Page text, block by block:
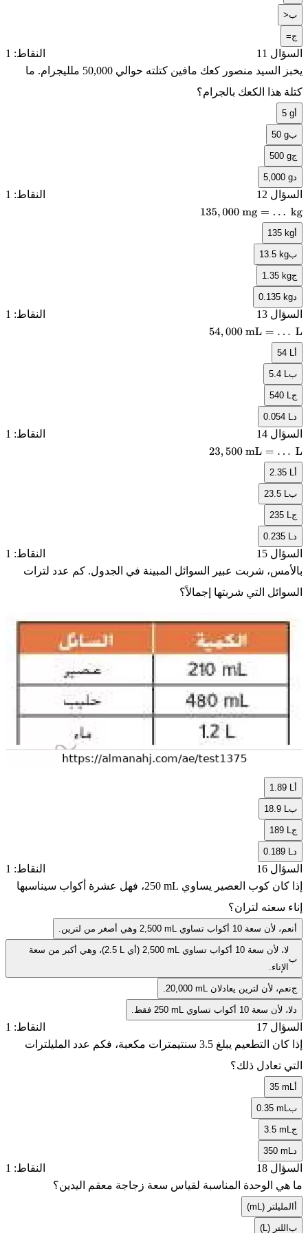
ب>
ج=
السؤال 11
النقاط: 1
يخبز السيد منصور كعك مافين كتلته حوالي 50,000ملليجرام. ما
كتلة هذا الكعك بالجرام؟
5 g
ب50 g
ج500 g
5,000 g
السؤال 12
النقاط: 1
135, 000mg=… kg
135 kg
ب13.5 kg
ج1.35 kg
0.135 kg
السؤال 13
النقاط: 1
54 ,000 mL=… L
54 L
ب5.4 L
ج540 L
0.054 L
السؤال 14
النقاط: 1
23 ,500 mL=… L
2.35 L
ب23.5 L
ج235 L
0.235 L
السؤال 15
النقاط: 1
بالأمس، شربت عبير السوائل المبينة في الجدول. كم عدد لترات
السوائل التي شربتها إجمالاً؟
1.89 L
ب18.9 L
ج189 L
0.189 L
السؤال 16
النقاط: 1
إذا كان كوب العصير يساوي 250 mL، فهل عشرة أكواب سيناسبها
إناء سعته لتران؟
نعم، لأن سعة 10 أكواب تساوي 2,500 mL وهي أصغر من لترين.
ب
لا، لأن سعة 10 أكواب تساوي 2,500 mL (أي2.5 L
)، وهي أكبر من سعة
الإناء.
جنعم، لأن لترين يعادلان 20,000 mL
.
لا، لأن سعة 10 أكواب تساوي 250 mL فقط.
السؤال 17
النقاط: 1
إذا كان التطعيم يبلغ 3.5سنتيمترات مكعبة، فكم عدد المليلترات
التي تعادل ذلك؟
35 mL
ب0.35 mL
ج3.5 mL
350 mL
السؤال 18
النقاط: 1
ما هي الوحدة المناسبة لقياس سعة زجاجة معقم اليدين؟
المليلتر (mL)
باللتر (L)